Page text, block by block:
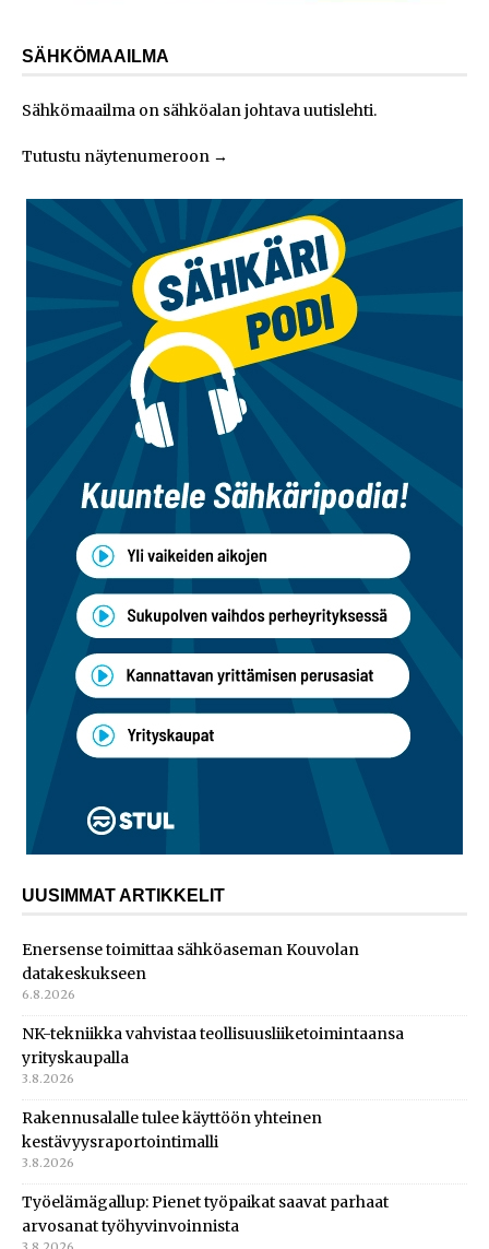
SÄHKÖMAAILMA
Sähkömaailma on sähköalan johtava uutislehti.
Tutustu näytenumeroon →
UUSIMMAT ARTIKKELIT
Enersense toimittaa sähköaseman Kouvolan
datakeskukseen
6.8.2026
NK-tekniikka vahvistaa teollisuusliiketoimintaansa
yrityskaupalla
3.8.2026
Rakennusalalle tulee käyttöön yhteinen
kestävyysraportointimalli
3.8.2026
Työelämägallup: Pienet työpaikat saavat parhaat
arvosanat työhyvinvoinnista